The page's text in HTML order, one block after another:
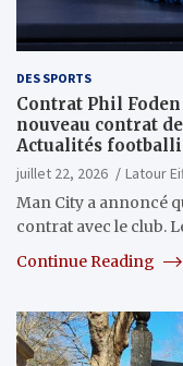
DES SPORTS
Contrat Phil
nouveau contrat de
Actualités
juillet 22, 2026
Latour
Man City a annoncé
contrat avec le club.
Continue Reading